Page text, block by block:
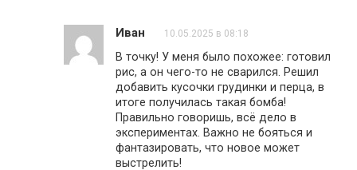
Иван 10.05.2025 в 08:18
В точку! У меня было похожее: готовил
рис, а он чего-то не сварился. Решил
добавить кусочки грудинки и перца, в
итоге получилась такая бомба!
Правильно говоришь, всё дело в
экспериментах. Важно не бояться и
фантазировать, что новое может
выстрелить!